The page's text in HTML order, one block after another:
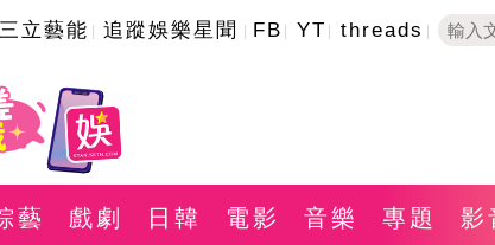
三立藝能 追蹤娛樂星聞 FB YT threads
藝 戲劇 日韓 電影 音樂 專題 影